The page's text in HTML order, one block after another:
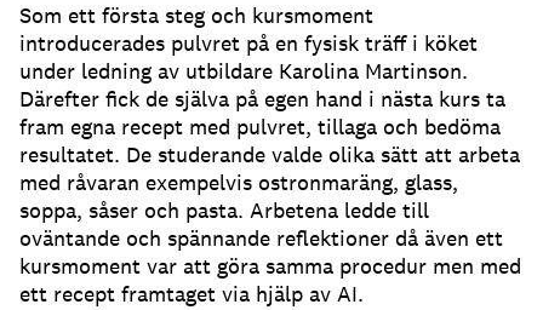
Som ett första steg och kursmoment
introducerades pulvret på en fysisk träff i köket
under ledning av utbildare Karolina Martinson.
Därefter fick de själva på egen hand i nästa kurs ta
fram egna recept med pulvret, tillaga och bedöma
resultatet. De studerande valde olika sätt att arbeta
med råvaran exempelvis ostronmaräng, glass,
soppa, såser och pasta. Arbetena ledde till
oväntande och spännande reflektioner då även ett
kursmoment var att göra samma procedur men med
ett recept framtaget via hjälp av AI.